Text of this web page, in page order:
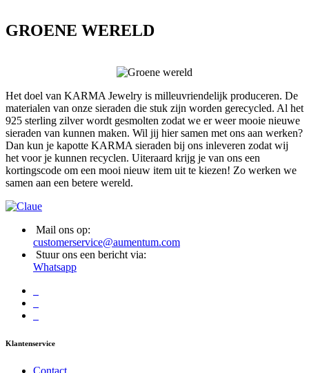
GROENE WERELD
Het doel van KARMA Jewelry is milleuvriendelijk produceren. De
materialen van onze sieraden die stuk zijn worden gerecycled. Al het
925 sterling zilver wordt gesmolten zodat we er weer mooie nieuwe
sieraden van kunnen maken. Wil jij hier samen met ons aan werken?
Dan kun je kapotte KARMA sieraden bij ons inleveren zodat wij
het voor je kunnen recyclen. Uiteraard krijg je van ons een
kortingscode om een mooi nieuw item uit te kiezen! Zo werken we
samen aan een betere wereld.
Mail ons op:
customerservice@aumentum.com
Stuur ons een bericht via:
Whatsapp
Klantenservice